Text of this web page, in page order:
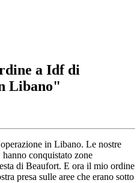
a Idf di
Libano"
in Libano. Le nostre
conquistato zone
di Beaufort. E ora il mio ordine
presa sulle aree che erano sotto